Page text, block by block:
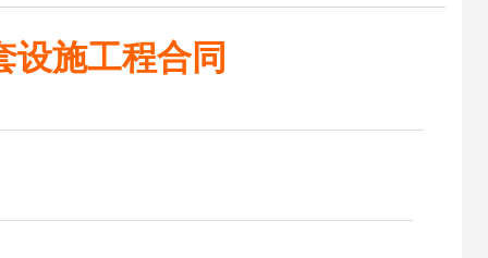
施工程合同